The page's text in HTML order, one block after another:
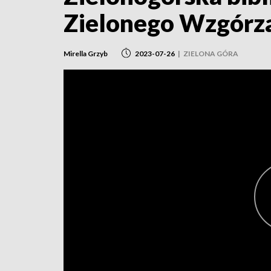
Zielonego
Mirella Grzyb 2023-07-26 | ZIELONA GÓRA